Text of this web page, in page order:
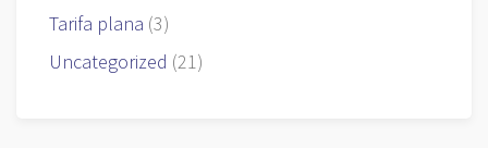
Tarifa plana (3)
Uncategorized (21)